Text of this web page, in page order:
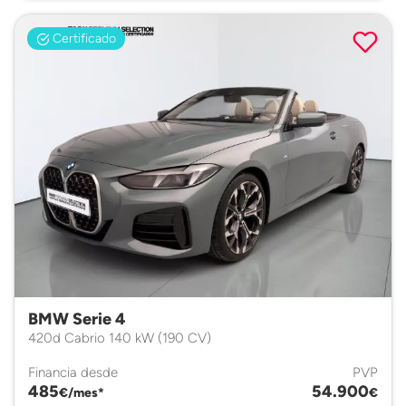
Certificado
BMW Serie 4
420d Cabrio 140 kW (190 CV)
Financia desde
485€/mes*
PVP
54.900€